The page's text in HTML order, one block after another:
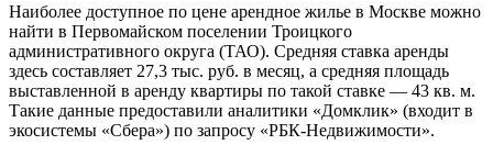
Наиболее доступное по цене арендное жилье в Москве можно
найти в Первомайском поселении Троицкого
административного округа (ТАО). Средняя ставка аренды
здесь составляет 27,3 тыс. руб. в месяц, а средняя площадь
выставленной в аренду квартиры по такой ставке — 43 кв. м.
Такие данные предоставили аналитики «Домклик» (входит в
экосистемы «Сбера») по запросу «РБК-Недвижимости».